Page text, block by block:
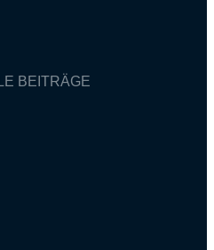
BEITRÄGE